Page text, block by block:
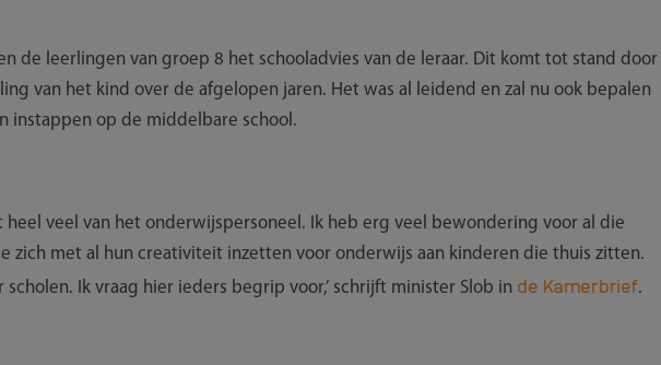
de leerlingen van groep 8 het schooladvies van de leraar. Dit komt tot stand door
van het kind over de afgelopen jaren. Het was al leidend en zal nu ook bepalen
instappen op de middelbare school.
heel veel van het onderwijspersoneel. Ik heb erg veel bewondering voor al die
zich met al hun creativiteit inzetten voor onderwijs aan kinderen die thuis zitten.
Ik vraag hier ieders begrip voor,’ schrijft minister Slob in de Kamerbrief.